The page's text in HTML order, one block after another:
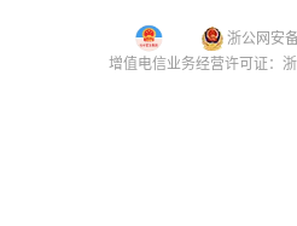
浙公网安
增值电信业务经营许可证：浙